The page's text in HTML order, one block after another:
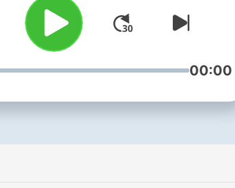
opowiadających o emocjach,
wątpliwościach, sytuacjach i
problemach, z którymi na co
dzień spotykają się dzieci. Do
karty pracy do samodzielnego
domu, by dać rodzicom
00:00